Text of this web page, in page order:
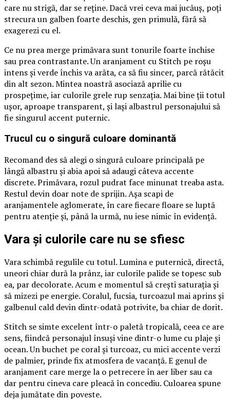
care nu strigă, dar se reține. Dacă vrei ceva mai jucăuș, poți
strecura un galben foarte deschis, gen primulă, fără să
exagerezi cu el.
Ce nu prea merge primăvara sunt tonurile foarte închise
sau prea contrastante. Un aranjament cu Stitch pe roșu
intens și verde închis va arăta, ca să fiu sincer, parcă rătăcit
din alt sezon. Mintea noastră asociază aprilie cu
prospețime, iar culorile grele rup senzația. Mai bine ții totul
ușor, aproape transparent, și lași albastrul personajului să
fie singurul accent puternic.
Trucul cu o singură culoare dominantă
Recomand des să alegi o singură culoare principală pe
lângă albastru și abia apoi să adaugi câteva accente
discrete. Primăvara, rozul pudrat face minunat treaba asta.
Restul devin doar note de sprijin. Așa scapi de
aranjamentele aglomerate, în care fiecare floare se luptă
pentru atenție și, până la urmă, nu iese nimic în evidență.
Vara și culorile care nu se sfiesc
Vara schimbă regulile cu totul. Lumina e puternică, directă,
uneori chiar dură la prânz, iar culorile palide se topesc sub
ea, par decolorate. Acum e momentul să crești saturația și
să mizezi pe energie. Coralul, fucsia, turcoazul mai aprins și
galbenul cald devin dintr-odată potrivite, ba chiar de dorit.
Stitch se simte excelent într-o paletă tropicală, ceea ce are
sens, fiindcă personajul însuși vine dintr-o lume cu plaje și
ocean. Un buchet pe coral și turcoaz, cu mici accente verzi
de palmier, prinde fix atmosfera de vacanță. E genul de
aranjament care merge la o petrecere în aer liber sau ca
dar pentru cineva care pleacă în concediu. Culoarea spune
deja jumătate din poveste.